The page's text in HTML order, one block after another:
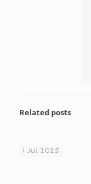
Related posts
1 Jul 2025